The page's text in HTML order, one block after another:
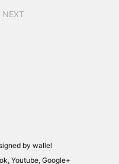
NEXT
by wallel
, Youtube, Google+